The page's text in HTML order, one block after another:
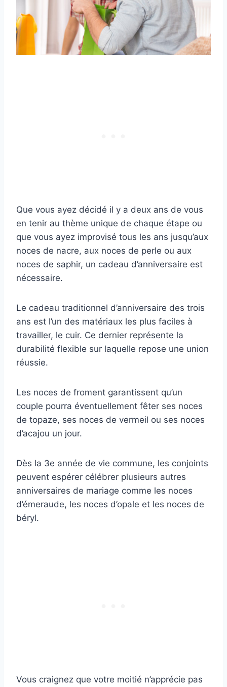
Que vous ayez décidé il y a deux ans de vous
en tenir au thème unique de chaque étape ou
que vous ayez improvisé tous les ans jusqu’aux
noces de nacre, aux noces de perle ou aux
noces de saphir, un cadeau d’anniversaire est
nécessaire.
Le cadeau traditionnel d’anniversaire des trois
ans est l’un des matériaux les plus faciles à
travailler, le cuir. Ce dernier représente la
durabilité flexible sur laquelle repose une union
réussie.
Les noces de froment garantissent qu’un
couple pourra éventuellement fêter ses noces
de topaze, ses noces de vermeil ou ses noces
d’acajou un jour.
Dès la 3e année de vie commune, les conjoints
peuvent espérer célébrer plusieurs autres
anniversaires de mariage comme les noces
d’émeraude, les noces d’opale et les noces de
béryl.
Vous craignez que votre moitié n’apprécie pas